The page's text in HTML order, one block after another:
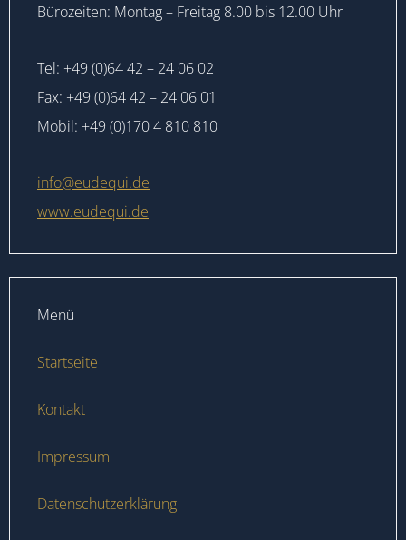
Bürozeiten: Montag – Freitag 8.00 bis 12.00 Uhr
Tel: +49 (0)64 42 – 24 06 02
Fax: +49 (0)64 42 – 24 06 01
Mobil: +49 (0)170 4 810 810
info@eudequi.de
www.eudequi.de
Menü
Startseite
Kontakt
Impressum
Datenschutzerklärung